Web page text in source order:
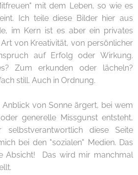
mit dem Leben, so wie es
Ich teile diese Bilder hier aus
im Kern ist es aber ein privates
von Kreativität, von persönlicher
auf Erfolg oder Wirkung.
Zum erkunden oder lächeln?
still. Auch in Ordnung.
von Sonne ärgert, bei wem
generelle Missgunst entsteht,
selbstverantwortlich diese Seite
bei den "sozialen" Medien. Das
Absicht! Das wird mir manchmal